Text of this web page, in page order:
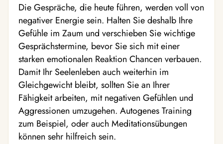
Die Gespräche, die heute führen, werden voll von
negativer Energie sein. Halten Sie deshalb Ihre
Gefühle im Zaum und verschieben Sie wichtige
Gesprächstermine, bevor Sie sich mit einer
starken emotionalen Reaktion Chancen verbauen.
Damit Ihr Seelenleben auch weiterhin im
Gleichgewicht bleibt, sollten Sie an Ihrer
Fähigkeit arbeiten, mit negativen Gefühlen und
Aggressionen umzugehen. Autogenes Training
zum Beispiel, oder auch Meditationsübungen
können sehr hilfreich sein.